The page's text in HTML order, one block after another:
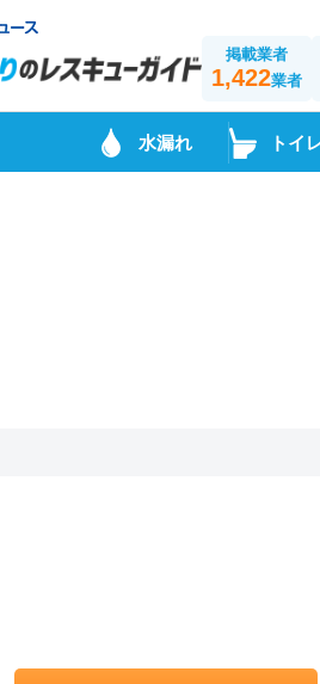
掲載業者
1,422業者
水漏れ トイ